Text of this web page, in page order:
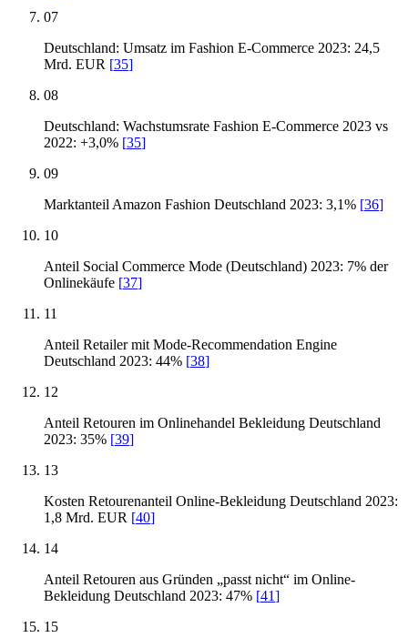
07
Deutschland: Umsatz im Fashion E-Commerce 2023: 24,5
Mrd. EUR [35]
08
Deutschland: Wachstumsrate Fashion E-Commerce 2023 vs
2022: +3,0% [35]
09
Marktanteil Amazon Fashion Deutschland 2023: 3,1% [36]
10
Anteil Social Commerce Mode (Deutschland) 2023: 7% der
Onlinekäufe [37]
11
Anteil Retailer mit Mode-Recommendation Engine
Deutschland 2023: 44% [38]
12
Anteil Retouren im Onlinehandel Bekleidung Deutschland
2023: 35% [39]
13
Kosten Retourenanteil Online-Bekleidung Deutschland 2023:
1,8 Mrd. EUR [40]
14
Anteil Retouren aus Gründen „passt nicht“ im Online-
Bekleidung Deutschland 2023: 47% [41]
15